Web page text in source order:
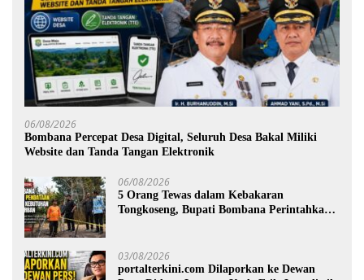
06/08/2026
Bombana Percepat Desa Digital, Seluruh Desa Bakal Miliki
Website dan Tanda Tangan Elektronik
06/08/2026
5 Orang Tewas dalam Kebakaran
Tongkoseng, Bupati Bombana Perintahkan
03/08/2026
portalterkini.com Dilaporkan ke Dewan